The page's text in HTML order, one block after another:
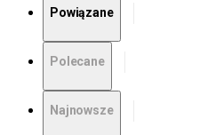
Powiązane
Polecane
Najnowsze